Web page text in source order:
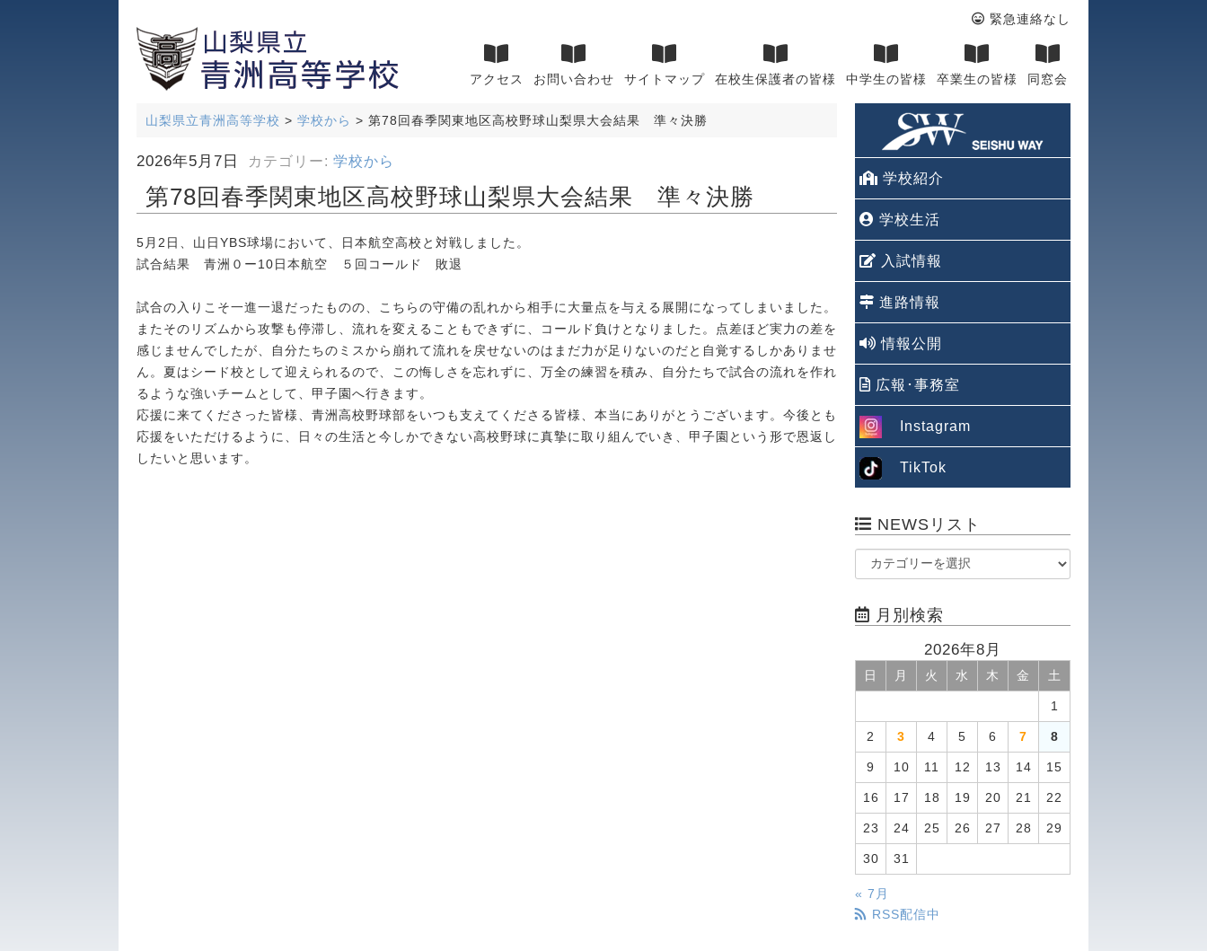
緊急連絡なし
アクセス お問い合わせ サイトマップ 在校生保護者の皆様 中学生の皆様 卒業生の皆様 同窓会
山梨県立青洲高等学校 > 学校から > 第78回春季関東地区高校野球山梨県大会結果 準々決勝
2026年5月7日 カテゴリー: 学校から
第78回春季関東地区高校野球山梨県大会結果 準々決勝
5月2日、山日YBS球場において、日本航空高校と対戦しました。
試合結果 青洲０ー10日本航空 ５回コールド 敗退
試合の入りこそ一進一退だったものの、こちらの守備の乱れから相手に大量点を与える展開になってしまいました。
またそのリズムから攻撃も停滞し、流れを変えることもできずに、コールド負けとなりました。点差ほど実力の差を
感じませんでしたが、自分たちのミスから崩れて流れを戻せないのはまだ力が足りないのだと自覚するしかありませ
ん。夏はシード校として迎えられるので、この悔しさを忘れずに、万全の練習を積み、自分たちで試合の流れを作れ
るような強いチームとして、甲子園へ行きます。
応援に来てくださった皆様、青洲高校野球部をいつも支えてくださる皆様、本当にありがとうございます。今後とも
応援をいただけるように、日々の生活と今しかできない高校野球に真摯に取り組んでいき、甲子園という形で恩返し
したいと思います。
学校紹介
学校生活
入試情報
進路情報
情報公開
広報･事務室
Instagram
TikTok
NEWSリスト
月別検索
2026年8月
日 月 火 水 木 金 土
1
2 3 4 5 6 7 8
9 10 11 12 13 14 15
16 17 18 19 20 21 22
23 24 25 26 27 28 29
30 31
« 7月
RSS配信中